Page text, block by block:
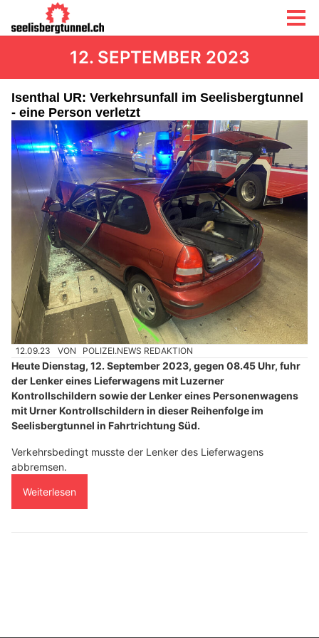
12. SEPTEMBER 2023
Isenthal UR: Verkehrsunfall im Seelisbergtunnel
- eine Person verletzt
12.09.23 VON POLIZEI.NEWS REDAKTION
Heute Dienstag, 12. September 2023, gegen 08.45 Uhr, fuhr
der Lenker eines Lieferwagens mit Luzerner
Kontrollschildern sowie der Lenker eines Personenwagens
mit Urner Kontrollschildern in dieser Reihenfolge im
Seelisbergtunnel in Fahrtrichtung Süd.
Verkehrsbedingt musste der Lenker des Lieferwagens
abbremsen.
Weiterlesen